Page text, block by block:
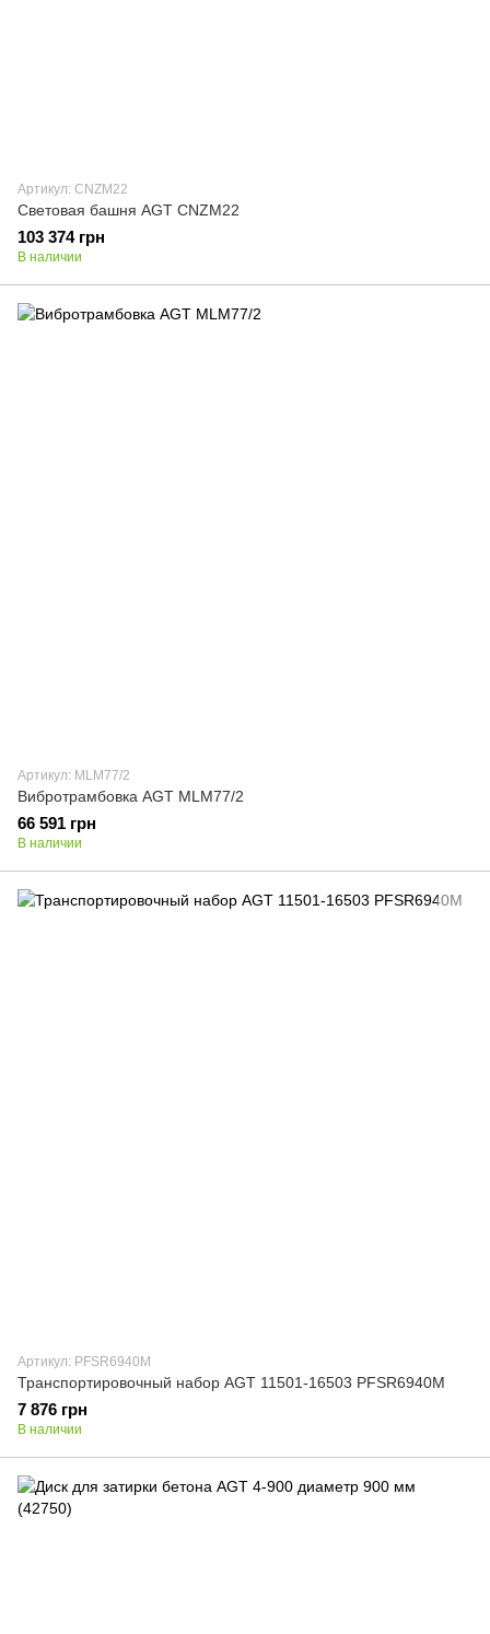
Артикул: CNZM22
Световая башня AGT CNZM22
103 374 грн
В наличии
Артикул: MLM77/2
Вибротрамбовка AGT MLM77/2
66 591 грн
В наличии
Артикул: PFSR6940M
Транспортировочный набор AGT 11501-16503 PFSR6940M
7 876 грн
В наличии